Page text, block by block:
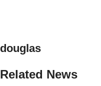
douglas
Related News